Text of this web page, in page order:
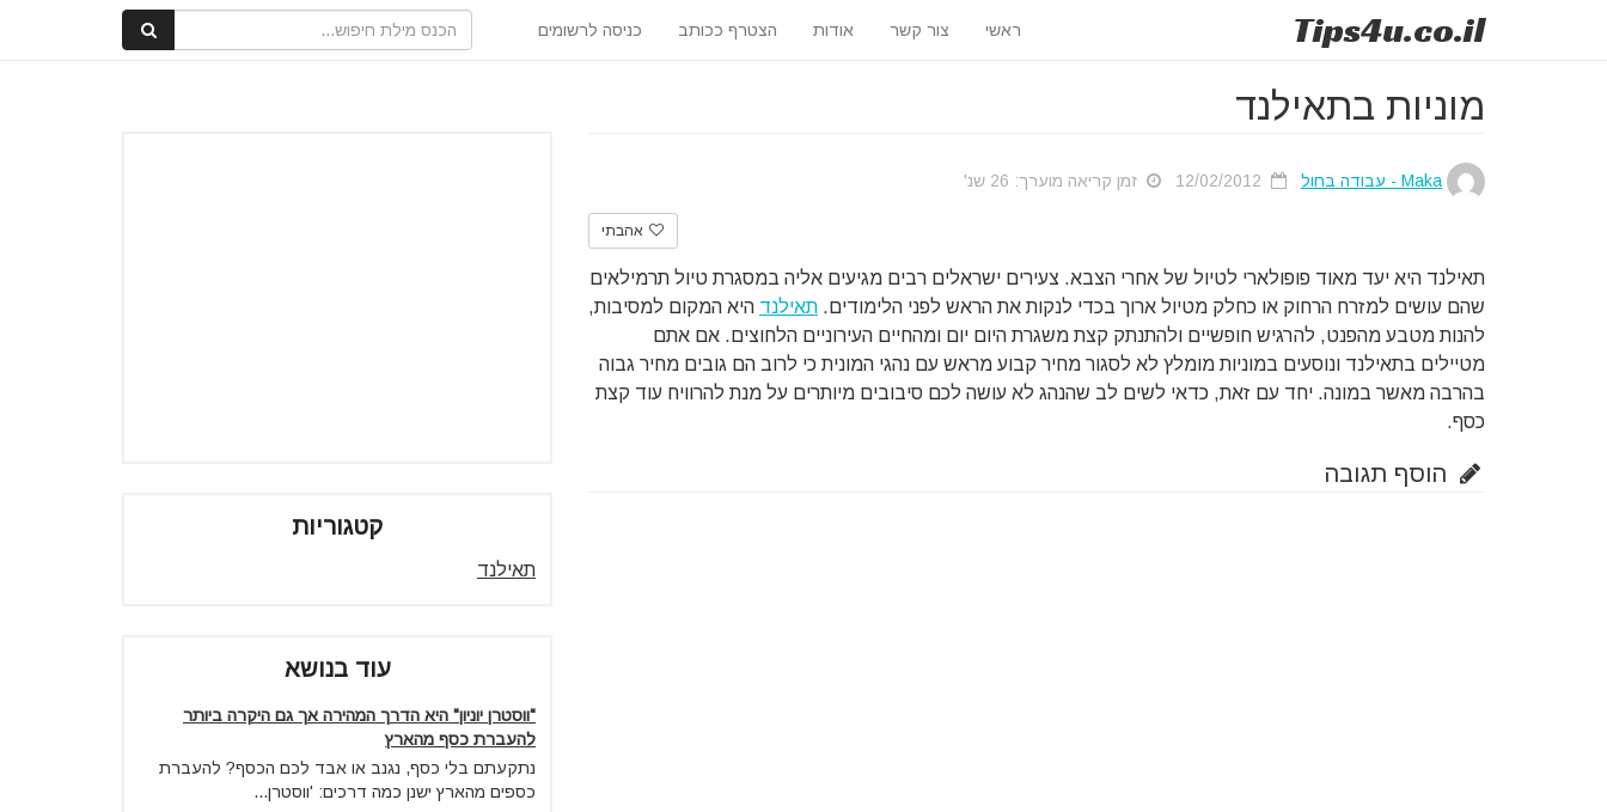
Tips4u.co.il ראשי צור קשר אודות הצטרף ככותב כניסה לרשומים
מוניות בתאילנד
Maka - עבודה בחול זמן קריאה מוערך: 26 שנ'
אהבתי
תאילנד היא יעד מאוד פופולארי לטיול של אחרי הצבא. צעירים ישראלים רבים מגיעים אליה במסגרת טיול תרמילאים
שהם עושים למזרח הרחוק או כחלק מטיול ארוך בכדי לנקות את הראש לפני הלימודים. תאילנד היא המקום למסיבות,
להנות מטבע מהפנט, להרגיש חופשיים ולהתנתק קצת משגרת היום יום ומהחיים העירוניים הלחוצים. אם אתם
מטיילים בתאילנד ונוסעים במוניות מומלץ לא לסגור מחיר קבוע מראש עם נהגי המונית כי לרוב הם גובים מחיר גבוה
בהרבה מאשר במונה. יחד עם זאת, כדאי לשים לב שהנהג לא עושה לכם סיבובים מיותרים על מנת להרוויח עוד קצת
כסף.
הוסף תגובה
קטגוריות
תאילנד
עוד בנושא
"ווסטרן יוניון" היא הדרך המהירה אך גם היקרה ביותר
להעברת כסף מהארץ
נתקעתם בלי כסף, נגנב או אבד לכם הכסף? להעברת
כספים מהארץ ישנן כמה דרכים: 'ווסטרן...